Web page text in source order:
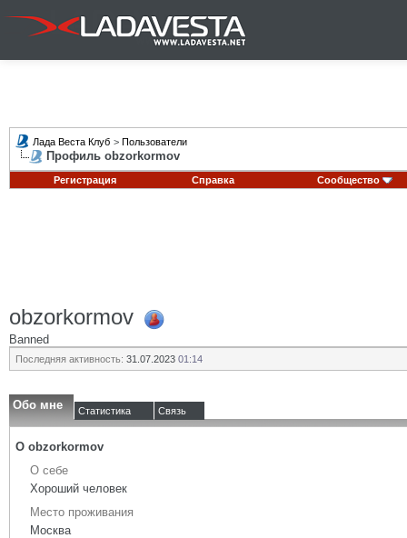
Лада Веста Клуб > Пользователи
Профиль obzorkormov
Регистрация Справка Сообщество
obzorkormov
Banned
Последняя активность: 31.07.2023 01:14
Обо мне Статистика Связь
О obzorkormov
О себе
Хороший человек
Место проживания
Москва